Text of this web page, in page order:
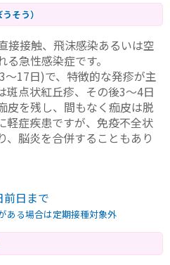
うそう）
接接触、飛沫感染あるいは空
急性感染症です。
17日)で、特徴的な発疹が主
斑点状紅丘疹、その後3～4日
皮を残し、間もなく痂皮は脱
軽症疾患ですが、免疫不全状
、脳炎を合併することもあり
日まで
ある場合は定期接種対象外